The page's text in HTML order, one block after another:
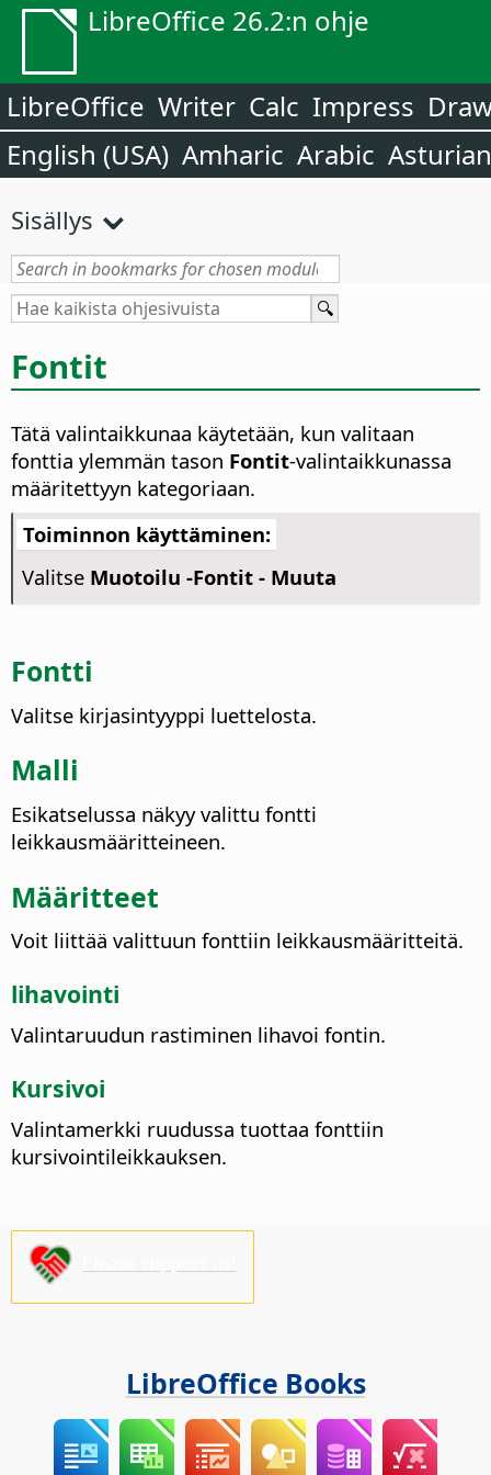
LibreOffice 26.2:n ohje
LibreOffice Writer Calc Impress
English (USA) Amharic Arabic Asturian
Sisällys
Fontit
Tätä valintaikkunaa käytetään, kun valitaan
fonttia ylemmän tason Fontit-valintaikkunassa
määritettyyn kategoriaan.
Toiminnon käyttäminen:
Valitse Muotoilu -Fontit - Muuta
Fontti
Valitse kirjasintyyppi luettelosta.
Malli
Esikatselussa näkyy valittu fontti
leikkausmääritteineen.
Määritteet
Voit liittää valittuun fonttiin leikkausmääritteitä.
lihavointi
Valintaruudun rastiminen lihavoi fontin.
Kursivoi
Valintamerkki ruudussa tuottaa fonttiin
kursivointileikkauksen.
LibreOffice Books